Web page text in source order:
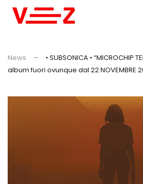
News
• SUBSONICA • “MICROCHIP
album fuori ovunque dal 22 NOVEMBRE